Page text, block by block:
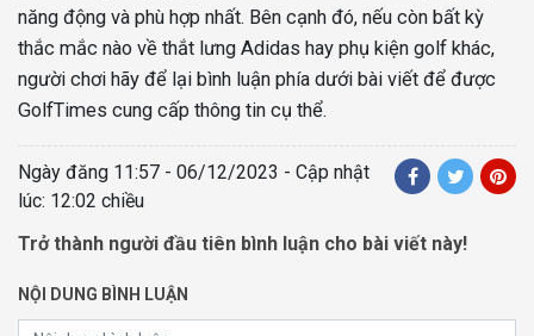
năng động và phù hợp nhất. Bên cạnh đó, nếu còn bất kỳ
thắc mắc nào về thắt lưng Adidas hay phụ kiện golf khác,
người chơi hãy để lại bình luận phía dưới bài viết để được
GolfTimes cung cấp thông tin cụ thể.
Ngày đăng 11:57 - 06/12/2023 - Cập nhật
lúc: 12:02 chiều
Trở thành người đầu tiên bình luận cho bài viết này!
NỘI DUNG BÌNH LUẬN